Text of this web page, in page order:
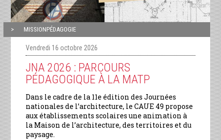
MISSIONPÉDAGOGIE
Vendredi 16 octobre 2026
JNA 2026 : PARCOURS
PÉDAGOGIQUE À LA MATP
Dans le cadre de la 11e édition des Journées
nationales de l’architecture, le CAUE 49 propose
aux établissements scolaires une animation à
la Maison de l’architecture, des territoires et du
paysage.